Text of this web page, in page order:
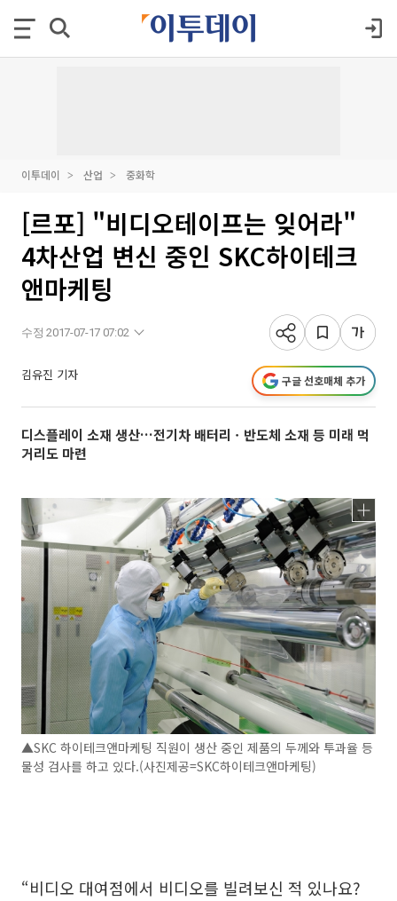
이투데이 산업 중화학
[르포] "비디오테이프는 잊어라"
4차산업 변신 중인 SKC하이테크
앤마케팅
수정 2017-07-17 07:02
김유진 기자 구글 선호매체 추가
디스플레이 소재 생산…전기차 배터리ㆍ반도체 소재 등 미래 먹
거리도 마련
▲SKC 하이테크앤마케팅 직원이 생산 중인 제품의 두께와 투과율 등
물성 검사를 하고 있다.(사진제공=SKC하이테크앤마케팅)
“비디오 대여점에서 비디오를 빌려보신 적 있나요?